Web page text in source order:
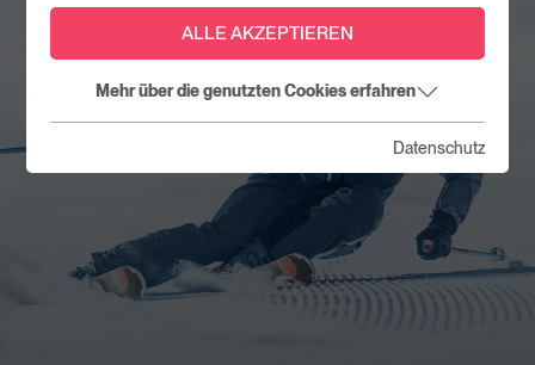
ALLE AKZEPTIEREN
Mehr über die genutzten Cookies erfahren
Datenschutz